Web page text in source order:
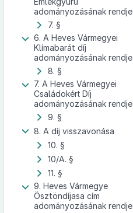
adományozásának rendje
7. §
6. A Heves Vármegyei
Klímabarát díj
adományozásának rendje
8. §
7. A Heves Vármegyei
Családokért Díj
adományozásának rendje
9. §
8. A díj visszavonása
10. §
10/A. §
11. §
9. Heves Vármegye
Ösztöndíjasa cím
adományozásának rendje